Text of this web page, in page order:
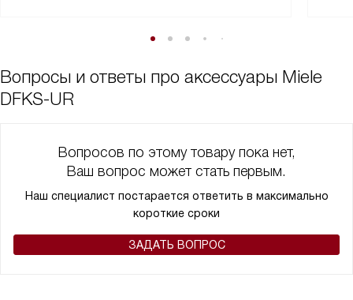
Вопросы и ответы про аксессуары Miele
DFKS-UR
Вопросов по этому товару пока нет,
Ваш вопрос может стать первым.
Наш специалист постарается ответить в максимально
короткие сроки
ЗАДАТЬ ВОПРОС